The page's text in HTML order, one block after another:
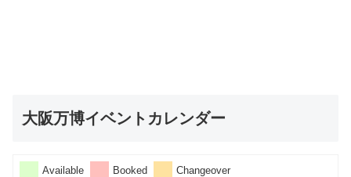
大阪万博イベントカレンダー
Available Booked Changeover